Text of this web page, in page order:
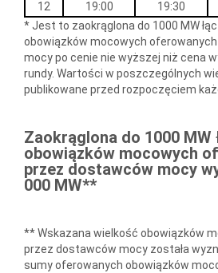
12 19:00 19:30
* Jest to zaokrąglona do 1000 MW
obowiązków mocowych
mocy po cenie nie wyższej niż cena
rundy. Wartości w poszczególnych
publikowane przed rozpoczęciem
Zaokrąglona do 1000 MW
obowiązków mocowych
przez dostawców mocy
000 MW**
** Wskazana wielkość obowiązków
przez dostawców mocy została
sumy oferowanych obowiązków